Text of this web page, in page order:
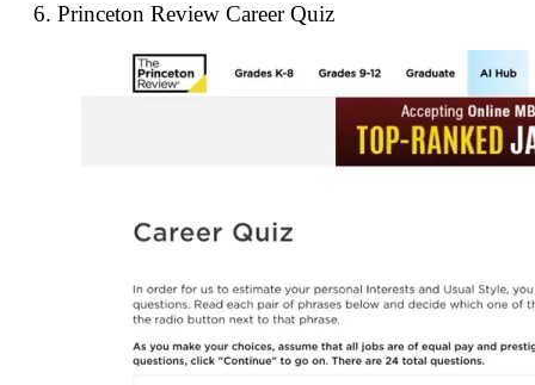
6. Princeton Review Career Quiz